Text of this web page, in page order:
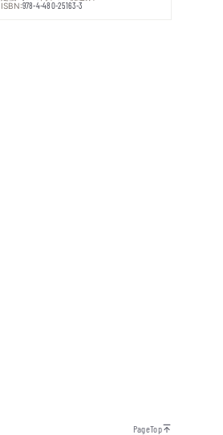
ISBN:978-4-480-25163-3
PageTop